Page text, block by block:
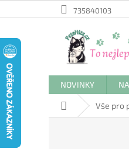
na
735840103
NOVINKY
Domů Vše pro